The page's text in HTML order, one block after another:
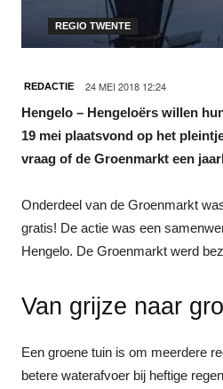
REGIO TWENTE
REDACTIE 24 MEI 2018 12:24
Hengelo – Hengeloërs willen
19 mei plaatsvond op het
vraag of de Groenmarkt een
Onderdeel van de Groenmarkt
gratis! De actie was een
Hengelo. De Groenmarkt werd
Van grijze naar
Een groene tuin is om meerdere
betere waterafvoer bij heftige